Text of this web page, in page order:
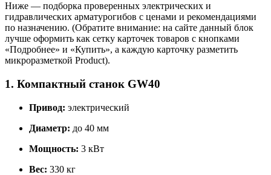
Ниже — подборка проверенных электрических и
гидравлических арматурогибов с ценами и рекомендациями
по назначению. (Обратите внимание: на сайте данный блок
лучше оформить как сетку карточек товаров с кнопками
«Подробнее» и «Купить», а каждую карточку разметить
микроразметкой Product).
1. Компактный станок GW40
Привод: электрический
Диаметр: до 40 мм
Мощность: 3 кВт
Вес: 330 кг